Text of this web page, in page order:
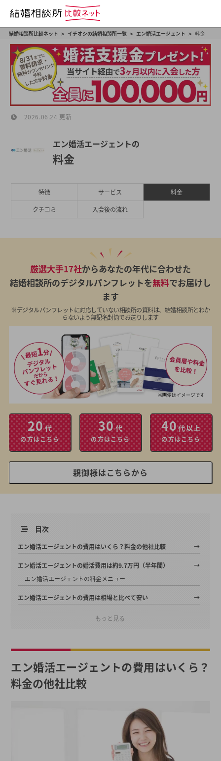
結婚相談所比較ネット > イチオシの結婚相談所一覧 > エン婚活エージェント > 料金
2026.06.24 更新
エン婚活エージェントの
料金
特徴 サービス 料金
クチコミ 入会後の流れ
厳選大手17社からあなたの年代に合わせた
結婚相談所のデジタルパンフレットを無料でお届けし
ます
※デジタルパンフレットに対応していない相談所の資料は、結婚相談所とわか
らないよう無記名封筒でお送りします
20代
の方はこちら
30代
の方はこちら
40代以上
の方はこちら
親御様はこちらから
目次
エン婚活エージェントの費用はいくら？料金の他社比較
エン婚活エージェントの婚活費用は約9.7万円（半年間）
エン婚活エージェントの料金メニュー
エン婚活エージェントの費用は相場と比べて安い
エン婚活エージェントとその他大手結婚相談所との婚活費用比較
全額返金保証
休会制度
安心して利用できる結婚相談所を探すなら
結婚相談所一覧から結婚相談所を探す
もっと見る
エン婚活エージェントの費用はいくら？
料金の他社比較